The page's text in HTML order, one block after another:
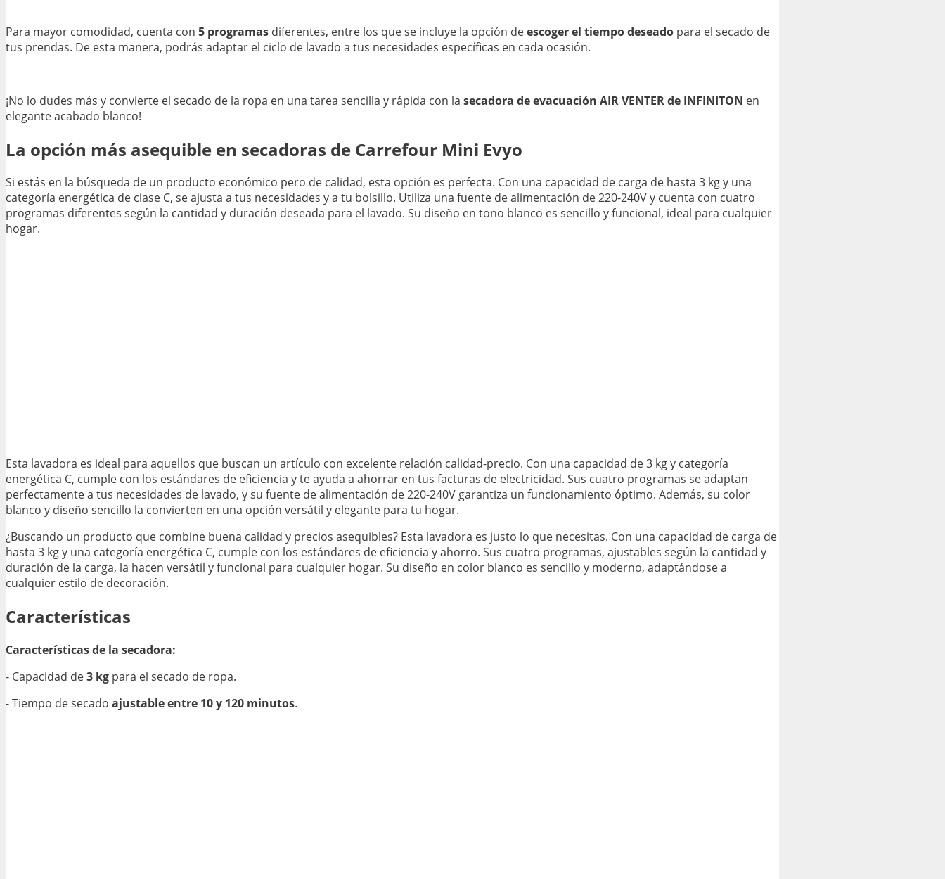
Para mayor comodidad, cuenta con 5 programas diferentes, entre los que se incluye la opción deescoger el tiempo deseado para el secado de
tus prendas. De esta manera, podrás adaptar el ciclo de lavado a tus necesidades específicas en cada ocasión.
¡No lo dudes más y convierte el secado de la ropa en una tarea sencilla y rápida con la secadora de evacuación AIR VENTER de INFINITON en
elegante acabado blanco!
La opción más asequible en secadoras de Carrefour Mini Evyo
Si estás en la búsqueda de un producto económico pero de calidad, esta opción es perfecta. Con una capacidad de carga de hasta 3 kg y una
categoría energética de clase C, se ajusta a tus necesidades y a tu bolsillo. Utiliza una fuente de alimentación de 220-240V y cuenta con cuatro
programas diferentes según la cantidad y duración deseada para el lavado. Su diseño en tono blanco es sencillo y funcional, ideal para cualquier
hogar.
Esta lavadora es ideal para aquellos que buscan un artículo con excelente relación calidad-precio. Con una capacidad de 3 kg y categoría
energética C, cumple con los estándares de eficiencia y te ayuda a ahorrar en tus facturas de electricidad. Sus cuatro programas se adaptan
perfectamente a tus necesidades de lavado, y su fuente de alimentación de 220-240V garantiza un funcionamiento óptimo. Además, su color
blanco y diseño sencillo la convierten en una opción versátil y elegante para tu hogar.
¿Buscando un producto que combine buena calidad y precios asequibles? Esta lavadora es justo lo que necesitas. Con una capacidad de carga de
hasta 3 kg y una categoría energética C, cumple con los estándares de eficiencia y ahorro. Sus cuatro programas, ajustables según la cantidad y
duración de la carga, la hacen versátil y funcional para cualquier hogar. Su diseño en color blanco es sencillo y moderno, adaptándose a
cualquier estilo de decoración.
Características
Características de la secadora:
- Capacidad de3 kg para el secado de ropa.
- Tiempo de secado ajustable entre 10 y 120 minutos.